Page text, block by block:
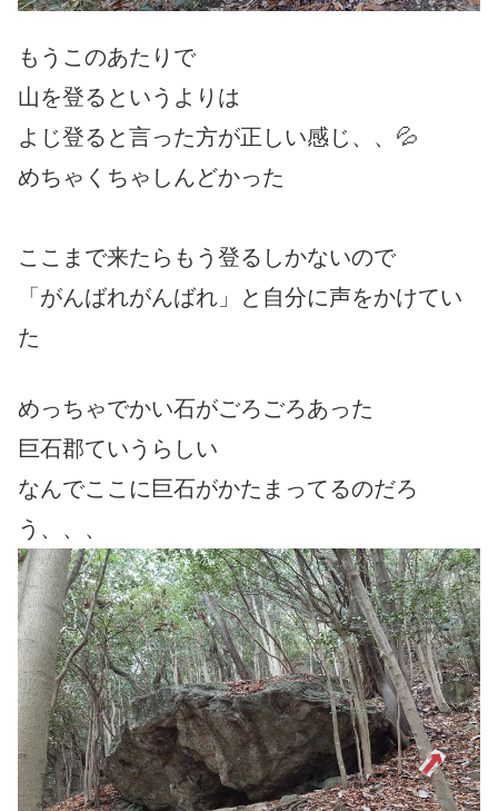
もうこのあたりで
山を登るというよりは
よじ登ると言った方が正しい感じ、、💦
めちゃくちゃしんどかった
ここまで来たらもう登るしかないので
「がんばれがんばれ」と自分に声をかけてい
た
めっちゃでかい石がごろごろあった
巨石郡ていうらしい
なんでここに巨石がかたまってるのだろ
う、、、